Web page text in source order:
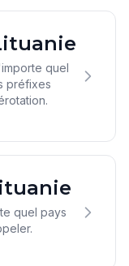
quel
préfixes
quel pays